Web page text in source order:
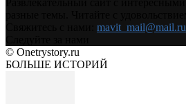
mavit_mail@mail.ru
© Onetrystory.ru
БОЛЬШЕ ИСТОРИЙ